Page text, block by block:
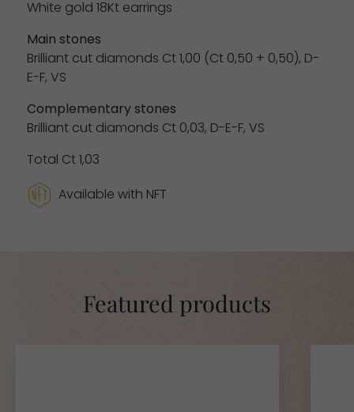
White gold 18Kt earrings
Main stones
Brilliant cut diamonds Ct 1,00 (Ct 0,50 + 0,50), D-
E-F, VS
Complementary stones
Brilliant cut diamonds Ct 0,03, D-E-F, VS
Total Ct 1,03
Available with NFT
Featured products